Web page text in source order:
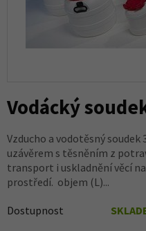
Vodácký
Vzducho a vodotěsný
uzávěrem s těsněním z
transport i uskladnění věcí
prostředí. objem (L)...
Dostupnost